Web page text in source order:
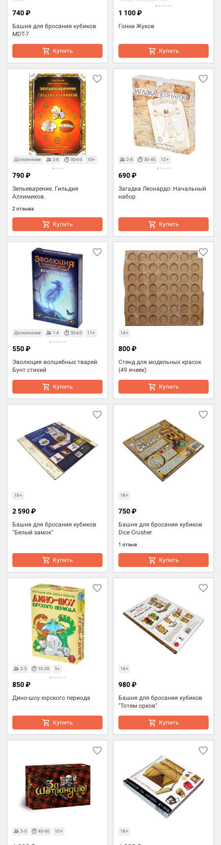
Башня для бросания кубиков
MDT-7
740 ₽
Купить
Гонки Жуков
1 100 ₽
Купить
Дополнение 2-8 30-60 10+
Зельеварение. Гильдия
Алхимиков.
2 отзыва
790 ₽
Купить
2-8 30-45 12+
Загадка Леонардо: Начальный
набор
690 ₽
Купить
Дополнение 1-4 30-60 11+
Эволюция волшебных тварей.
Бунт стихий
550 ₽
Купить
14+
Стенд для модельных красок
(49 ячеек)
800 ₽
Купить
18+
Башня для бросания кубиков
"Белый замок"
2 590 ₽
Купить
18+
Башня для бросания кубиков
Dice Crusher
1 отзыв
750 ₽
Купить
2-5 10-20 5+
Дино-шоу юрского периода
850 ₽
Купить
18+
Башня для бросания кубиков
"Тотем орков"
980 ₽
Купить
3-5 40-60 10+ 18+